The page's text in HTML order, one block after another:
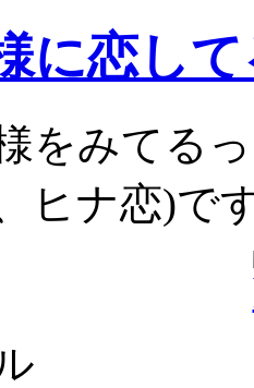
に恋し
をみてる
ヒナ恋)で